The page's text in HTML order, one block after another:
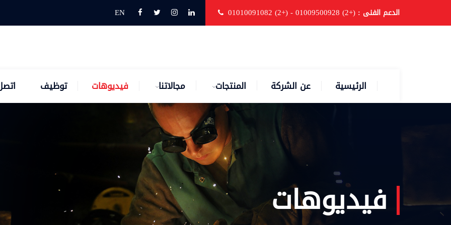
EN الدعم الفنى : (+2) 01009500928 - (+2) 01010091082
الرئيسية عن الشركة المنتجات مجالاتنا فيديوهات توظيف
فيديوهات